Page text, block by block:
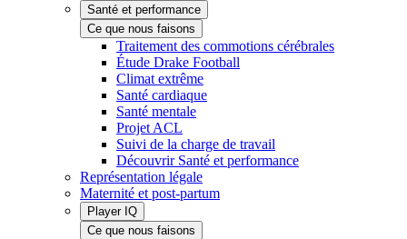
Santé et performance
Ce que nous faisons
Traitement des commotions cérébrales
Étude Drake Football
Climat extrême
Santé cardiaque
Santé mentale
Projet ACL
Suivi de la charge de travail
Découvrir Santé et performance
Représentation légale
Maternité et post-partum
Player IQ
Ce que nous faisons